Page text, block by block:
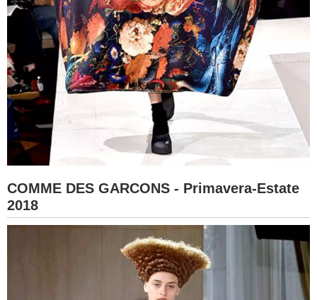
COMME DES GARCONS - Primavera-Estate
2018